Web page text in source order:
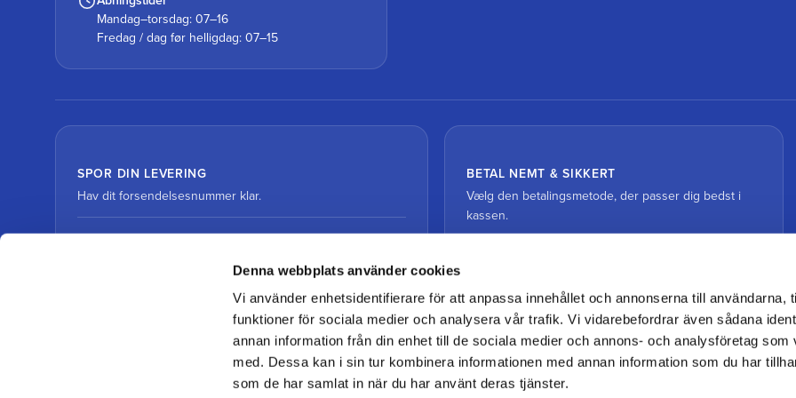
Denna webbplats använder cookies
Vi använder enhetsidentifierare för att anpassa innehållet och annonserna till användarna,
funktioner för sociala medier och analysera vår trafik. Vi vidarebefordrar även sådana
annan information från din enhet till de sociala medier och annons- och analysföretag som
med. Dessa kan i sin tur kombinera informationen med annan information som du har
som de har samlat in när du har använt deras tjänster.
Mandag–torsdag: 07–16
Fredag / dag før helligdag: 07–15
SPOR DIN LEVERING
Hav dit forsendelsesnummer klar.
Spor pakke med DSV
BETAL NEMT & SIKKERT
Vælg den betalingsmetode, der passer dig bedst i
kassen.